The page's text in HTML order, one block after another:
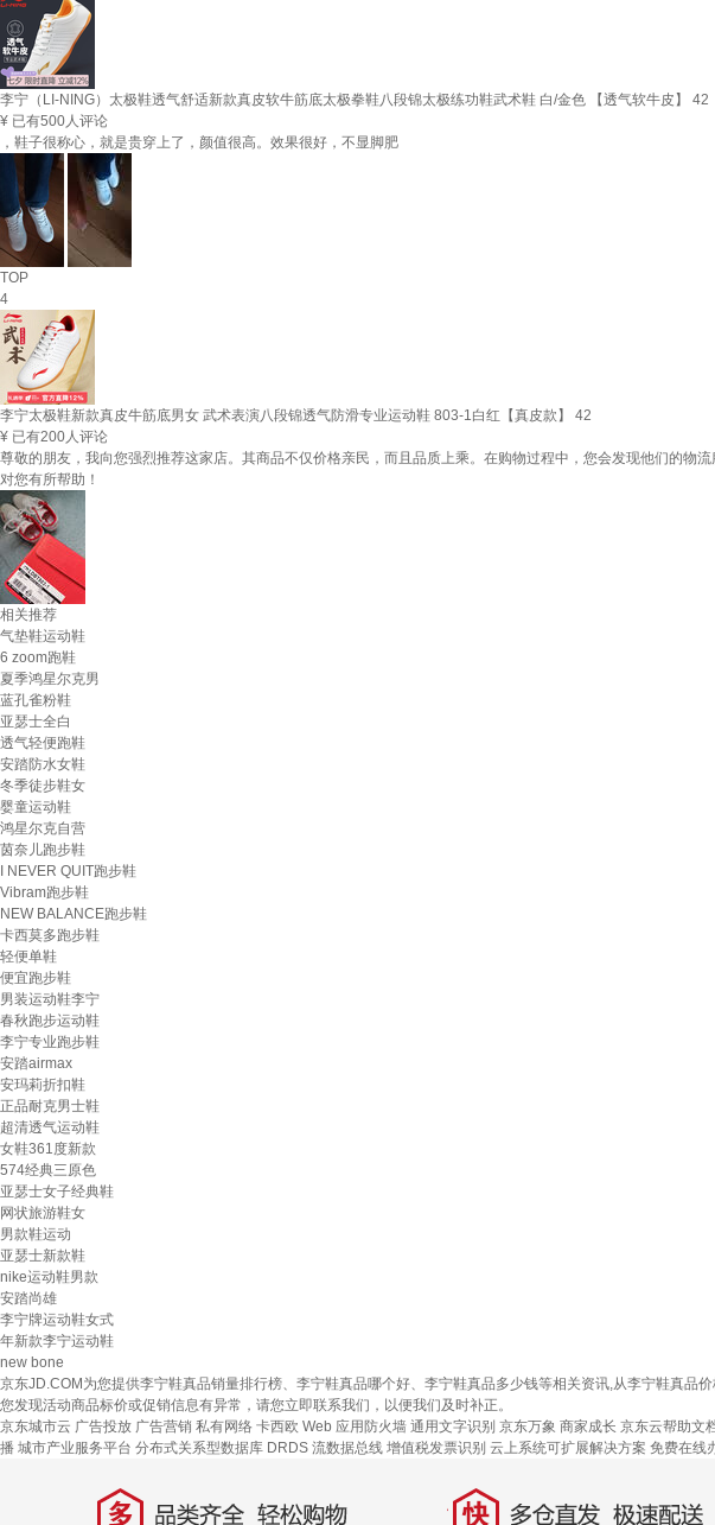
李宁（LI-NING）太极鞋透气舒适新款真皮软牛筋底太极拳鞋八段锦太极练功鞋武术鞋 白/金色 【透气软牛皮】 42
¥ 已有500人评论
，鞋子很称心，就是贵穿上了，颜值很高。效果很好，不显脚肥
TOP
4
李宁太极鞋新款真皮牛筋底男女 武术表演八段锦透气防滑专业运动鞋 803-1白红【真皮款】 42
¥ 已有200人评论
尊敬的朋友，我向您强烈推荐这家店。其商品不仅价格亲民，而且品质上乘。在购物过程中，您会发现他们的
对您有所帮助！
相关推荐
气垫鞋运动鞋
6 zoom跑鞋
夏季鸿星尔克男
蓝孔雀粉鞋
亚瑟士全白
透气轻便跑鞋
安踏防水女鞋
冬季徒步鞋女
婴童运动鞋
鸿星尔克自营
茵奈儿跑步鞋
I NEVER QUIT跑步鞋
Vibram跑步鞋
NEW BALANCE跑步鞋
卡西莫多跑步鞋
轻便单鞋
便宜跑步鞋
男装运动鞋李宁
春秋跑步运动鞋
李宁专业跑步鞋
安踏airmax
安玛莉折扣鞋
正品耐克男士鞋
超清透气运动鞋
女鞋361度新款
574经典三原色
亚瑟士女子经典鞋
网状旅游鞋女
男款鞋运动
亚瑟士新款鞋
nike运动鞋男款
安踏尚雄
李宁牌运动鞋女式
年新款李宁运动鞋
new bone
京东JD.COM为您提供李宁鞋真品销量排行榜、李宁鞋真品哪个好、李宁鞋真品多少钱等相关资讯,从李宁鞋真
您发现活动商品标价或促销信息有异常，请您立即联系我们，以便我们及时补正。
京东城市云 广告投放 广告营销 私有网络 卡西欧 Web 应用防火墙 通用文字识别 京东万象 商家成长 京东云帮助文
播 城市产业服务平台 分布式关系型数据库 DRDS 流数据总线 增值税发票识别 云上系统可扩展解决方案 免费在线
多 品类齐全，轻松购物 快 多仓直发，极速配送